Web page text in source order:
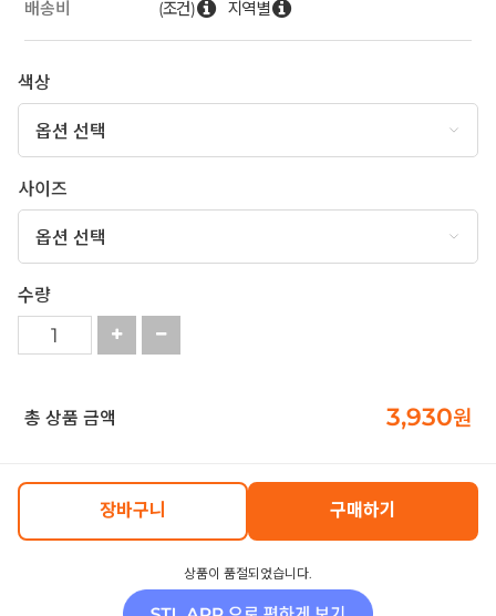
배송비 (조건) 지역별
색상
사이즈
수량
총 상품 금액 3,930원
장바구니 구매하기
상품이 품절되었습니다.